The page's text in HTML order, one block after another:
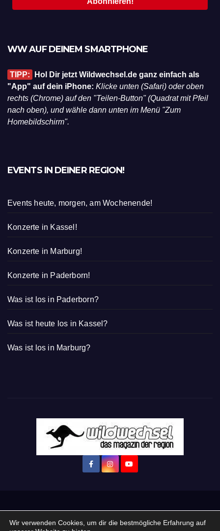
WW AUF DEINEM SMARTPHONE
TIPP:
Hol Dir jetzt Wildwechsel.de ganz einfach als
"App" auf dein iPhone: Klicke unten (Safari) oder oben
rechts (Chrome) auf den "Teilen-Button" (Quadrat mit Pfeil
nach oben), und wähle dann unten im Menü "Zum
Homebildschirm".
EVENTS IN DEINER REGION!
Events heute, morgen, am Wochenende!
Konzerte in Kassel!
Konzerte in Marburg!
Konzerte in Paderborn!
Was ist los in Paderborn?
Was ist heute los in Kassel?
Was ist los in Marburg?
Startseite Login Mein Konto · WERBEN auf Wildwechsel.de
Wir verwenden Cookies, um dir die bestmögliche Erfahrung auf